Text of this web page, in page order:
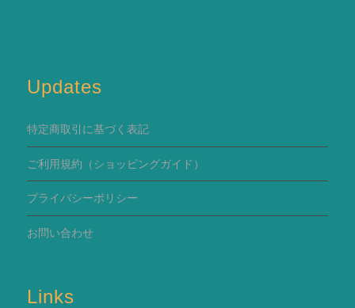
Updates
特定商取引に基づく表記
ご利用規約 （ショッピングガイド）
プライバシーポリシー
お問い合わせ
Links